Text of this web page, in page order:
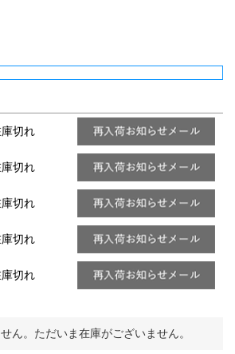
切れ
切れ
切れ
切れ
切れ
ん。ただいま在庫がございません。